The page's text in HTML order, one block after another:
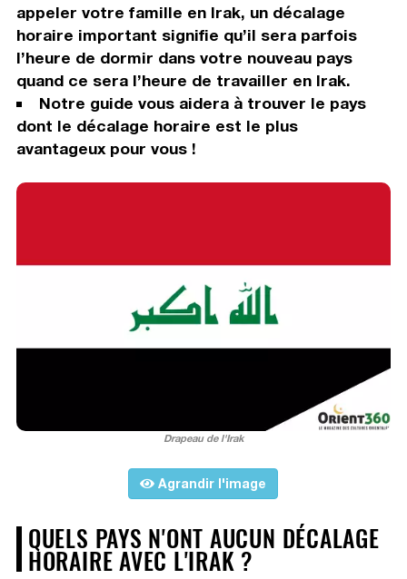
appeler votre famille en Irak, un décalage
horaire important signifie qu’il sera parfois
l’heure de dormir dans votre nouveau pays
quand ce sera l’heure de travailler en Irak.
Notre guide vous aidera à trouver le pays
dont le décalage horaire est le plus
avantageux pour vous !
Drapeau de l'Irak
Agrandir l'image
QUELS PAYS N'ONT AUCUN DÉCALAGE
HORAIRE AVEC L'IRAK ?